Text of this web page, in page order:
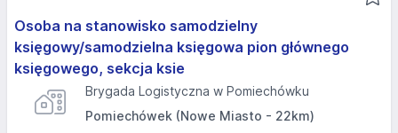
Osoba na stanowisko samodzielny
księgowy/samodzielna księgowa pion głównego
księgowego, sekcja ksie
Brygada Logistyczna w Pomiechówku
Pomiechówek (Nowe Miasto - 22km)